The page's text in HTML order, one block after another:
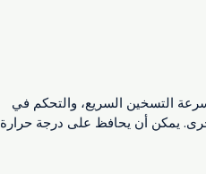
التسخين السريع، والتحكم في
يمكن أن يحافظ على درجة حرارة